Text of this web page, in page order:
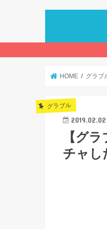
HOME グラブ
グラブル
2019.02.02
【グ
チャし